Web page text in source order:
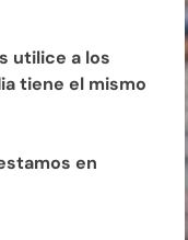
utilice a los
tiene el mismo
en